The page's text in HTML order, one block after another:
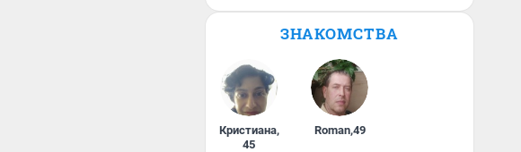
ЗНАКОМСТВА
Кристиана,
45
Roman,49